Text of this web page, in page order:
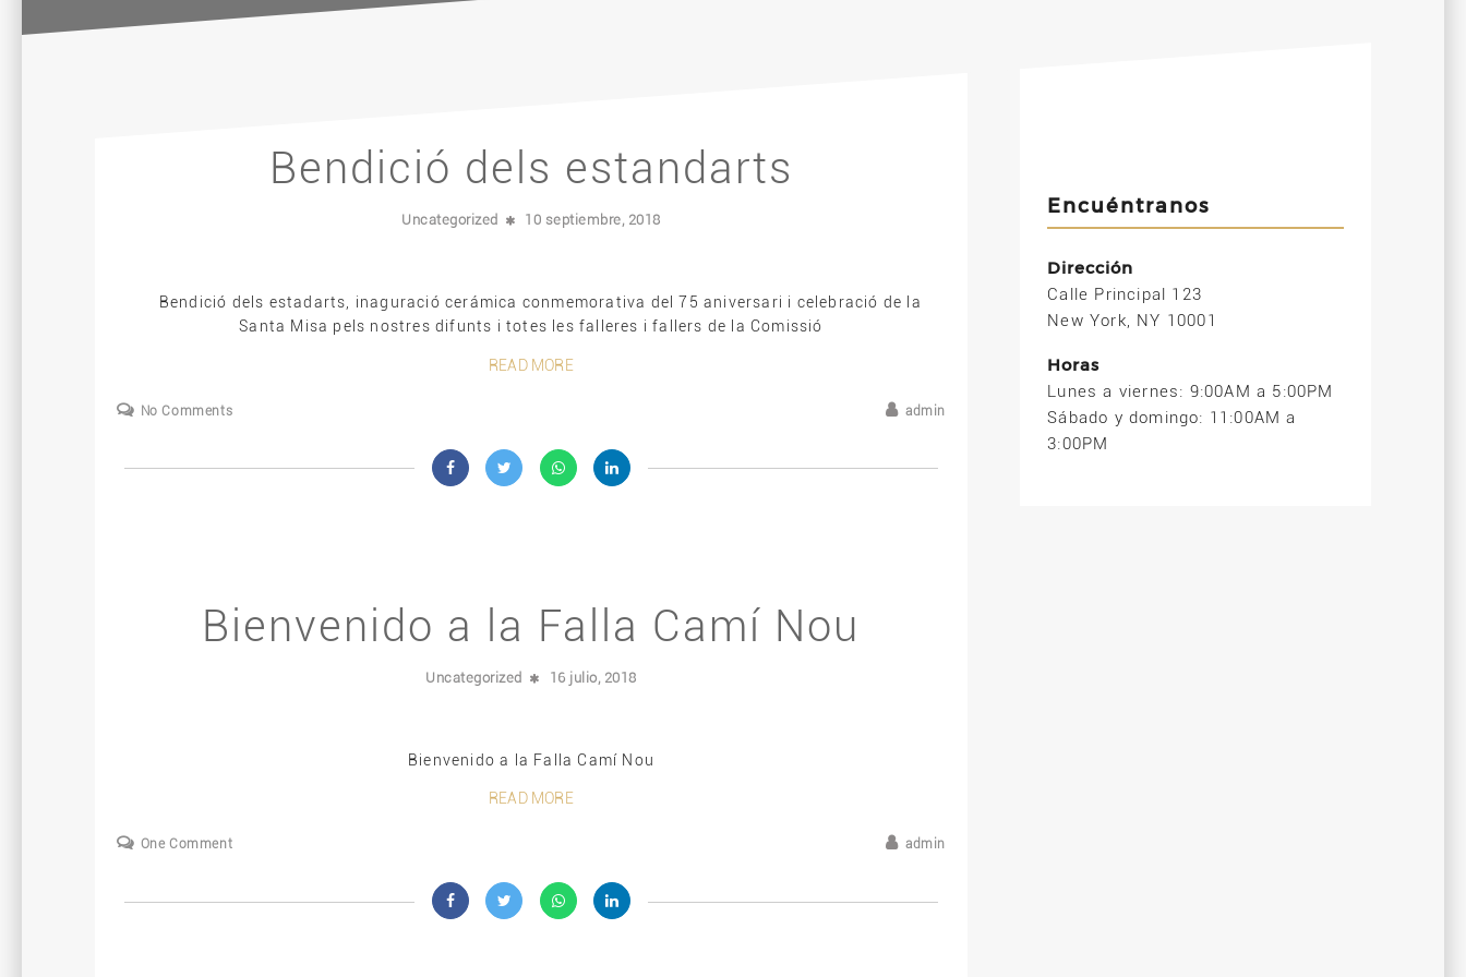
Bendició dels estandarts
Uncategorized 10 septiembre, 2018
Bendició dels estadarts, inaguració cerámica conmemorativa del 75 aniversari i celebració de la
Santa Misa pels nostres difunts i totes les falleres i fallers de la Comissió
READ MORE
No Comments admin
Bienvenido a la Falla Camí Nou
Uncategorized 16 julio, 2018
Bienvenido a la Falla Camí Nou
READ MORE
One Comment admin
Encuéntranos
Dirección
Calle Principal 123
New York, NY 10001
Horas
Lunes a viernes: 9:00AM a 5:00PM
Sábado y domingo: 11:00AM a
3:00PM